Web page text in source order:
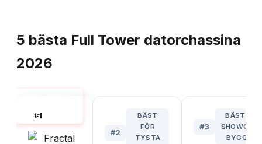
5 bästa Full Tower datorchassina
2026
BÄST I TEST
#1
#2
BÄST
FÖR
TYSTA
#3
BÄST FÖR
BYGGARE